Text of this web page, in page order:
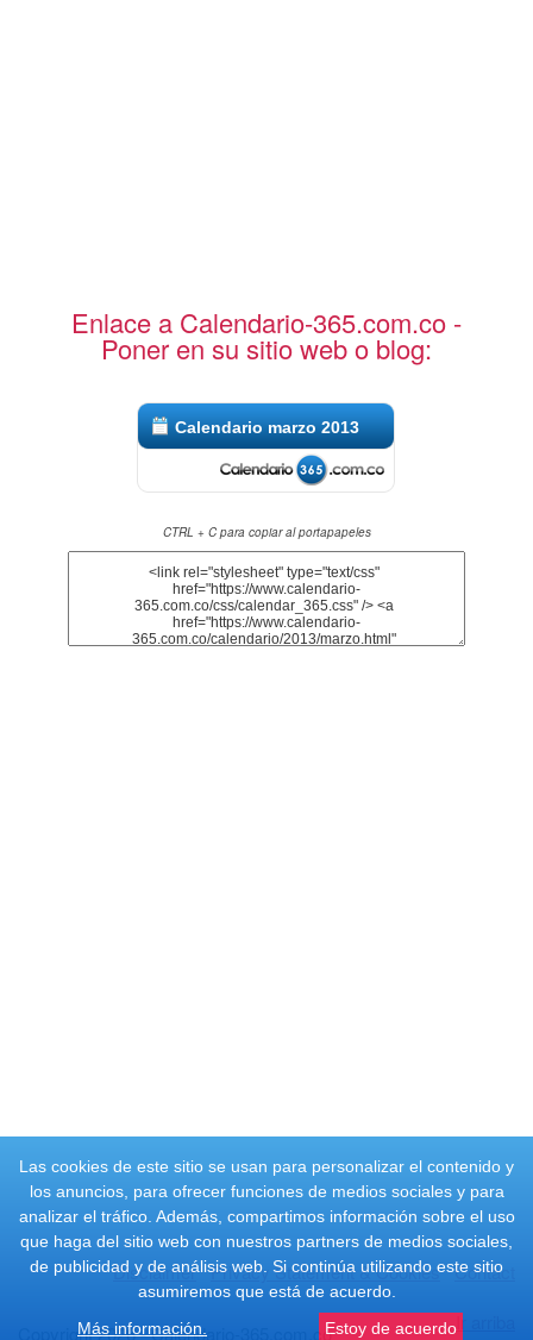
Las cookies de este sitio se usan para personalizar el contenido y
los anuncios, para ofrecer funciones de medios sociales y para
analizar el tráfico. Además, compartimos información sobre el uso
que haga del sitio web con nuestros partners de medios sociales,
de publicidad y de análisis web. Si continúa utilizando este sitio
asumiremos que está de acuerdo.
Más información.
Estoy de acuerdo
Enlace a Calendario-365.com.co -
Poner en su sitio web o blog:
Calendario marzo 2013
CTRL + C para copiar al portapapeles
Disclaimer Privacy Statement & Cookies Contact
Copyright 2026 - Calendario-365.com.co